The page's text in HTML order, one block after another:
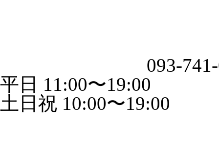
093-
平日 11:00〜19:00
土日祝 10:00〜19:00